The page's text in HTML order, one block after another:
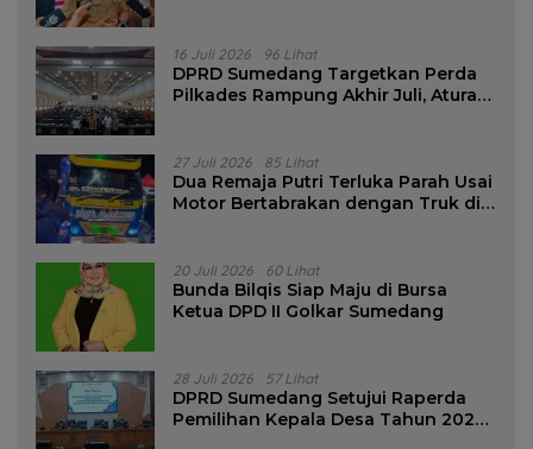
16 Juli 2026 96 Lihat
DPRD Sumedang Targetkan Perda
Pilkades Rampung Akhir Juli, Aturan
27 Juli 2026 85 Lihat
Dua Remaja Putri Terluka Parah Usai
Motor Bertabrakan dengan Truk di
20 Juli 2026 60 Lihat
Bunda Bilqis Siap Maju di Bursa
Ketua DPD II Golkar Sumedang
28 Juli 2026 57 Lihat
DPRD Sumedang Setujui Raperda
Pemilihan Kepala Desa Tahun 2026